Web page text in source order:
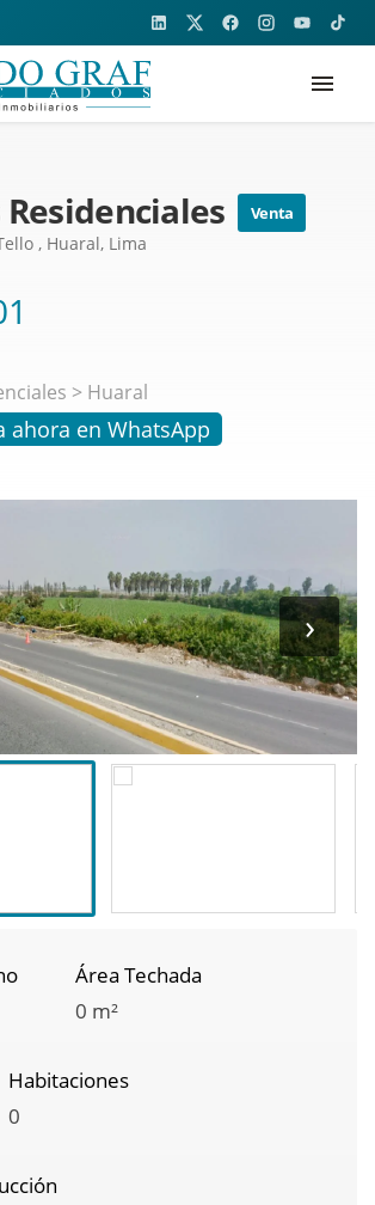
menu
Venta
, Huaral, Lima
> Huaral
👋 chatea ahora en WhatsApp
›
Área Techada
0 m²
Habitaciones
0